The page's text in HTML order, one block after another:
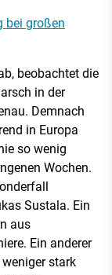
bei großen
beobachtet die
in der
Demnach
in Europa
so wenig
Wochen.
Sustala. Ein
aus
Ein anderer
stark